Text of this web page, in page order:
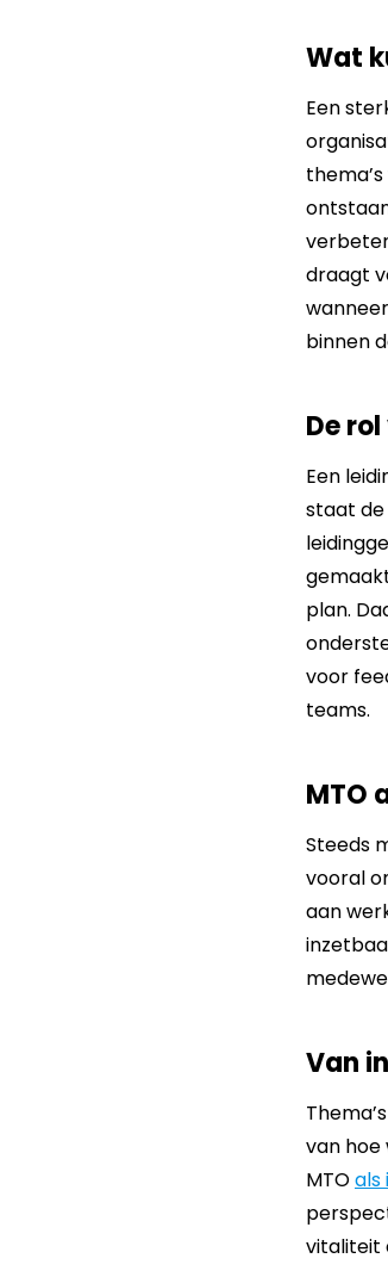
Wat
Een
draagt
binnen
De
Een
staat de
plan.
voor
teams.
MTO
Steeds
vooral
aan
Van
van hoe
MTOals
vitaliteit